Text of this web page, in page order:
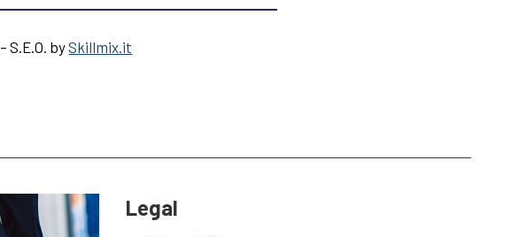
– S.E.O. bySkillmix.it
Legal